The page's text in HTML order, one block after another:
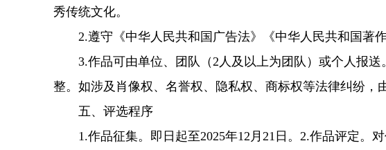
秀传统文化。
2.遵守《中华人民共和国广告法》《中华人民共和国著作
3.作品可由单位、团队（2人及以上为团队）或个人报送
整。如涉及肖像权、名誉权、隐私权、商标权等法律纠纷，
五、评选程序
1.作品征集。即日起至2025年12月21日。2.作品评定。